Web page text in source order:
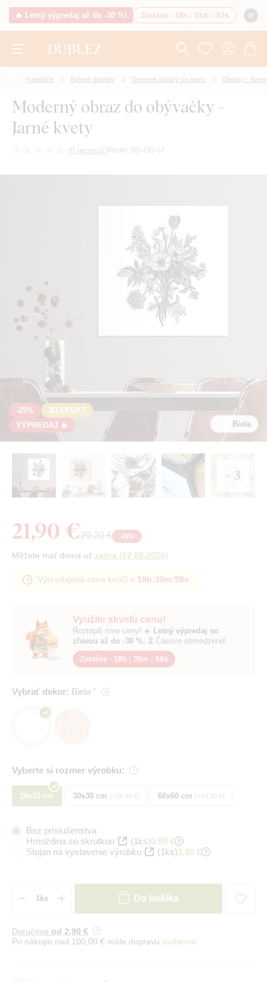
🔥 Letný výpredaj až do -30 %! Zostáva - 18h : 31m : 56s
Kategórie Bytové doplnky Drevené obrazy na stenu Obrazy - Kvety
Moderný obraz do obývačky -
Jarné kvety
(0 recenzií) Model: BD-GO-67
-25%
3D EFEKT
VÝPREDAJ 🔥
Biela
+ 3
Využite skvelú cenu!
Roztopili sme ceny! ☀️ Letný výpredaj so
zľavou až do -30 %. ⏳ Časovo obmedzené!
Zostáva - 18h : 30m : 57s
Vybrať dekor: Biela
Vyberte si rozmer výrobku:
20x20 cm 30x30 cm +16,40 € 60x60 cm +44,00 €
21,90 €29,20 € -26%
Môžete mať doma už zajtra (07.08.2026)
Výpredajová cena končí o 18h:30m:57s
Bez príslušenstva
Hmoždina so skrutkou
(1ks)0,89 €
Stojan na vystavenie výrobku
(1ks)2,90 €
Do košíka
Doručíme od 2,90 €
Pri nákupe nad 100,00 € máte dopravu zadarmo